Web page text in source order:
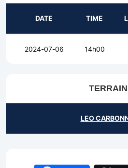
DATE TIME
2024-07-06 14h00
TERRAIN
LEO